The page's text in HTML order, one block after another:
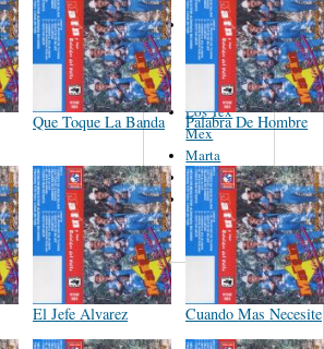
Que Toque La Banda Palabra De Hombre
El Jefe Alvarez Cuando Mas Necesite
Los Sultanes
Del Norte De
Jose Luis
Avendaño
Los Tex
Mex
Marta
El Descalzo
Hnos.
Vazquez